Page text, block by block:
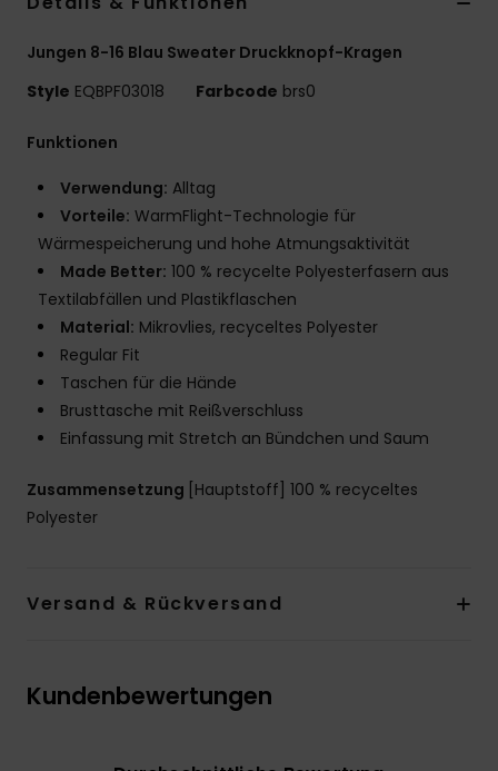
Jungen 8-16 Blau Sweater Druckknopf-Kragen
Style EQBPF03018 Farbcode brs0
Funktionen
Verwendung: Alltag
Vorteile: WarmFlight-Technologie für
Wärmespeicherung und hohe Atmungsaktivität
Made Better: 100 % recycelte Polyesterfasern aus
Textilabfällen und Plastikflaschen
Material: Mikrovlies, recyceltes Polyester
Regular Fit
Taschen für die Hände
Brusttasche mit Reißverschluss
Einfassung mit Stretch an Bündchen und Saum
Zusammensetzung [Hauptstoff] 100 % recyceltes
Polyester
Versand & Rückversand
Kundenbewertungen